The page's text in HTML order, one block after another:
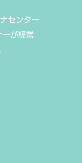
センター
ーが経営